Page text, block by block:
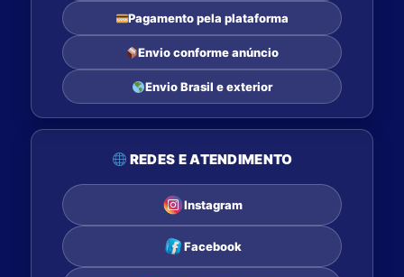
Pagamento pela plataforma
Envio conforme anúncio
Envio Brasil e exterior
REDES E ATENDIMENTO
Instagram
Facebook